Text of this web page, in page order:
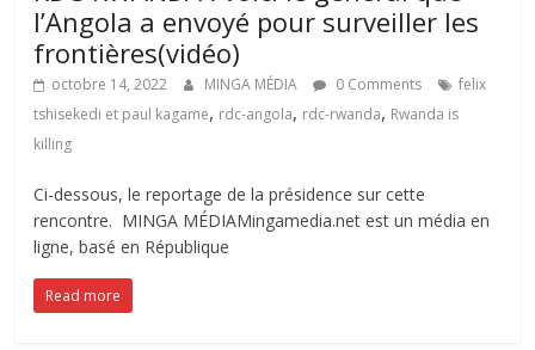
l’Angola a envoyé pour surveiller les
frontières(vidéo)
octobre 14, 2022 MINGA MÉDIA 0 Comments
felix
tshisekedi et paul kagame, rdc-angola, rdc-rwanda, Rwanda is
killing
Ci-dessous, le reportage de la présidence sur cette
rencontre. MINGA MÉDIAMingamedia.net est un média en
ligne, basé en République
Read more